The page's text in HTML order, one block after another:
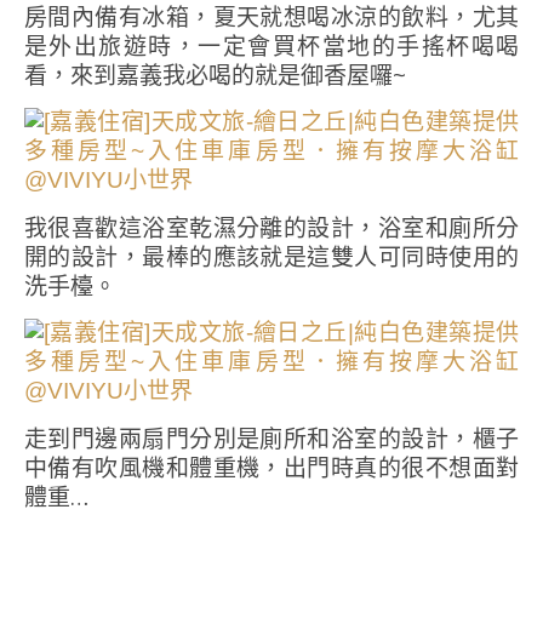
房間內備有冰箱，夏天就想喝冰涼的飲料，尤其
是外出旅遊時，一定會買杯當地的手搖杯喝喝
看，來到嘉義我必喝的就是御香屋囉~
我很喜歡這浴室乾濕分離的設計，浴室和廁所分
開的設計，最棒的應該就是這雙人可同時使用的
洗手檯。
走到門邊兩扇門分別是廁所和浴室的設計，櫃子
中備有吹風機和體重機，出門時真的很不想面對
體重…